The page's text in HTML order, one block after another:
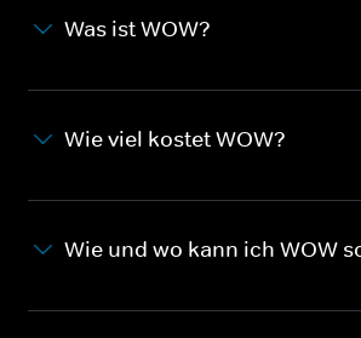
Was ist WOW?
Wie viel kostet WOW?
Wie und wo kann ich WOW